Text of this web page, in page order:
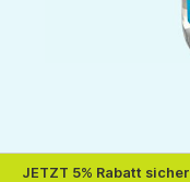
JETZT 5% Rabatt